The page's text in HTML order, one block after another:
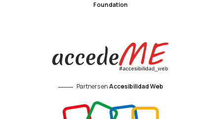
Foundation
Partners enAccesibilidad Web